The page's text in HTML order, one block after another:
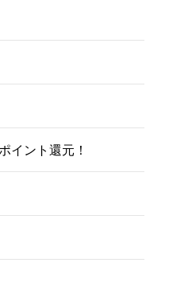
イント還元！